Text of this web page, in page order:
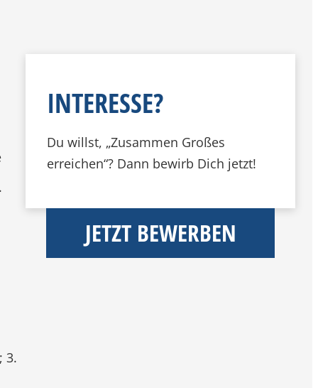
3.
INTERESSE?
Du willst, „Zusammen Großes
erreichen“? Dann bewirb Dich jetzt!
JETZT BEWERBEN